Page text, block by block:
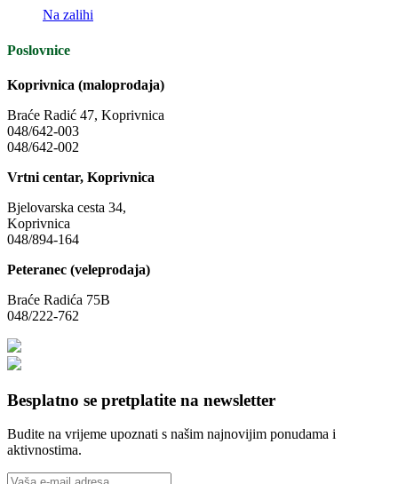
Na zalihi
Poslovnice
Koprivnica (maloprodaja)
Braće Radić 47, Koprivnica
048/642-003
048/642-002
Vrtni centar, Koprivnica
Bjelovarska cesta 34,
Koprivnica
048/894-164
Peteranec (veleprodaja)
Braće Radića 75B
048/222-762
Besplatno se pretplatite na newsletter
Budite na vrijeme upoznati s našim najnovijim ponudama i
aktivnostima.